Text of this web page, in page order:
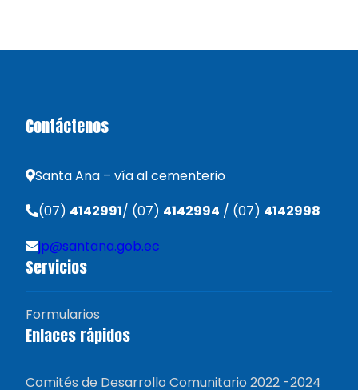
Contáctenos
Santa Ana – vía al cementerio
(07) 4142991/ (07) 4142994 / (07) 4142998
jp@santana.gob.ec
Servicios
Formularios
Enlaces rápidos
Comités de Desarrollo Comunitario 2022 -2024